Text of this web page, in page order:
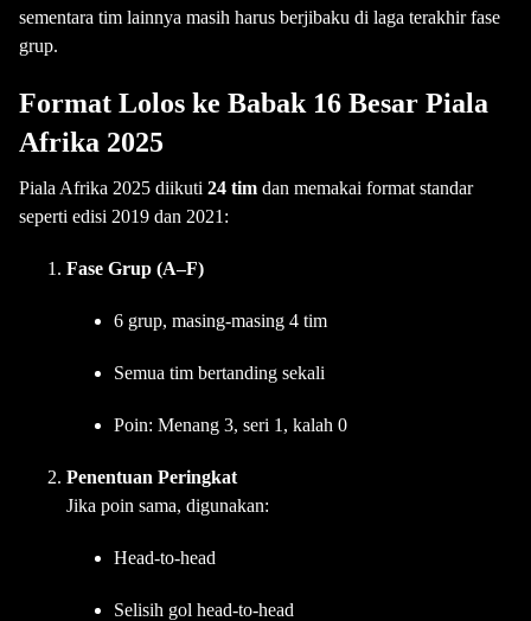
sementara tim lainnya masih harus berjibaku di laga terakhir fase
grup.
Format Lolos ke Babak 16 Besar Piala
Afrika 2025
Piala Afrika 2025 diikuti 24 tim dan memakai format standar
seperti edisi 2019 dan 2021:
Fase Grup (A–F)
6 grup, masing-masing 4 tim
Semua tim bertanding sekali
Poin: Menang 3, seri 1, kalah 0
Penentuan Peringkat
Jika poin sama, digunakan:
Head-to-head
Selisih gol head-to-head